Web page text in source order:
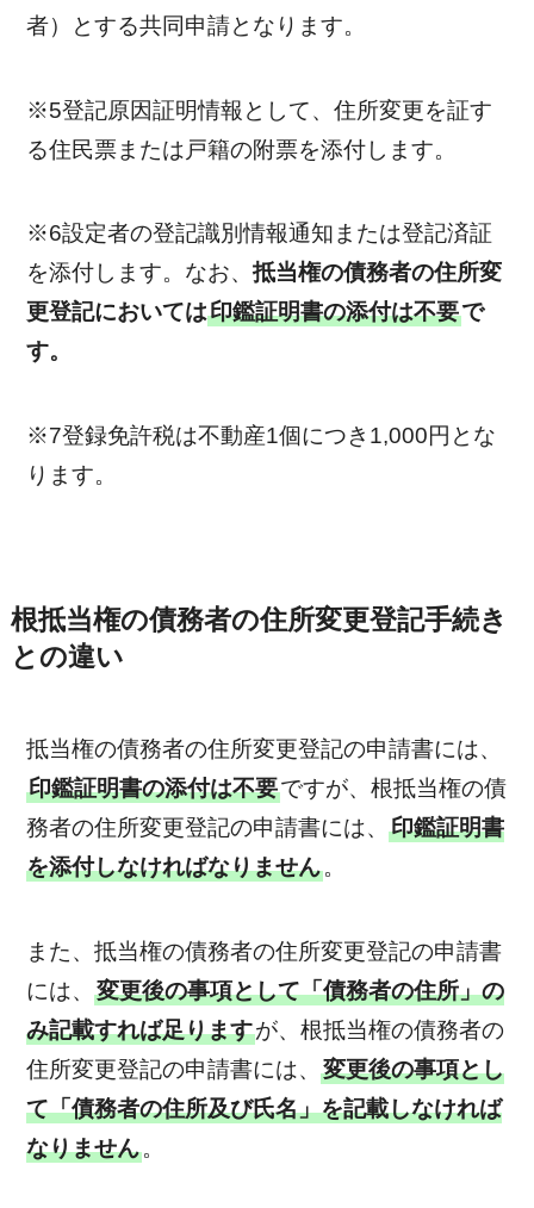
者）とする共同申請となります。
※5登記原因証明情報として、住所変更を証す
る住民票または戸籍の附票を添付します。
※6設定者の登記識別情報通知または登記済証
を添付します。なお、抵当権の債務者の住所変
更登記においては印鑑証明書の添付は不要で
す。
※7登録免許税は不動産1個につき1,000円とな
ります。
根抵当権の債務者の住所変更登記手続き
との違い
抵当権の債務者の住所変更登記の申請書には、
印鑑証明書の添付は不要ですが、根抵当権の債
務者の住所変更登記の申請書には、印鑑証明書
を添付しなければなりません。
また、抵当権の債務者の住所変更登記の申請書
には、変更後の事項として「債務者の住所」の
み記載すれば足りますが、根抵当権の債務者の
住所変更登記の申請書には、変更後の事項とし
て「債務者の住所及び氏名」を記載しなければ
なりません。